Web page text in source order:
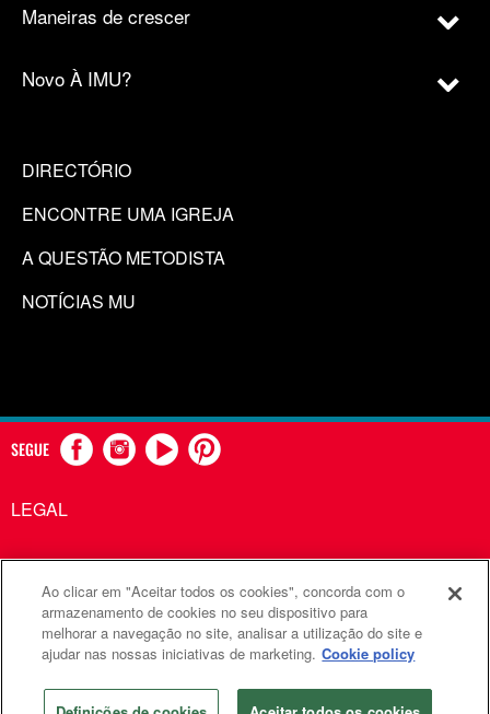
Maneiras de crescer
Novo À IMU?
DIRECTÓRIO
ENCONTRE UMA IGREJA
A QUESTÃO METODISTA
NOTÍCIAS MU
SEGUE
LEGAL
Comunicações Metodistas Unidas é uma agência da Igreja
Metodista Unida
©2026 Comunicações Metodistas Unidas. Todos os direitos
reservados
Ao clicar em "Aceitar todos os cookies", concorda com o
armazenamento de cookies no seu dispositivo para
melhorar a navegação no site, analisar a utilização do site e
ajudar nas nossas iniciativas de marketing. Cookie policy